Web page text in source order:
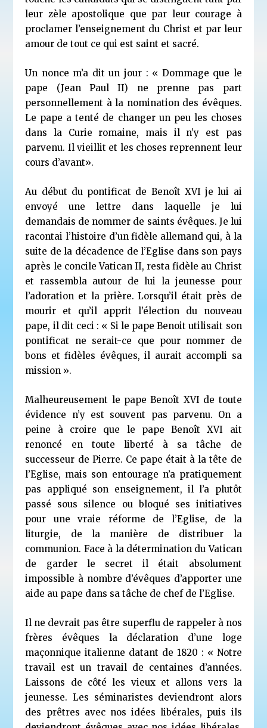
leur zèle apostolique que par leur courage à
proclamer l’enseignement du Christ et par leur
amour de tout ce qui est saint et sacré.
Un nonce m’a dit un jour : « Dommage que le
pape (Jean Paul II) ne prenne pas part
personnellement à la nomination des évêques.
Le pape a tenté de changer un peu les choses
dans la Curie romaine, mais il n’y est pas
parvenu. Il vieillit et les choses reprennent leur
cours d’avant».
Au début du pontificat de Benoît XVI je lui ai
envoyé une lettre dans laquelle je lui
demandais de nommer de saints évêques. Je lui
racontai l’histoire d’un fidèle allemand qui, à la
suite de la décadence de l’Eglise dans son pays
après le concile Vatican II, resta fidèle au Christ
et rassembla autour de lui la jeunesse pour
l’adoration et la prière. Lorsqu’il était près de
mourir et qu’il apprit l’élection du nouveau
pape, il dit ceci : « Si le pape Benoit utilisait son
pontificat ne serait-ce que pour nommer de
bons et fidèles évêques, il aurait accompli sa
mission ».
Malheureusement le pape Benoît XVI de toute
évidence n’y est souvent pas parvenu. On a
peine à croire que le pape Benoît XVI ait
renoncé en toute liberté à sa tâche de
successeur de Pierre. Ce pape était à la tête de
l’Eglise, mais son entourage n’a pratiquement
pas appliqué son enseignement, il l’a plutôt
passé sous silence ou bloqué ses initiatives
pour une vraie réforme de l’Eglise, de la
liturgie, de la manière de distribuer la
communion. Face à la détermination du Vatican
de garder le secret il était absolument
impossible à nombre d’évêques d’apporter une
aide au pape dans sa tâche de chef de l’Eglise.
Il ne devrait pas être superflu de rappeler à nos
frères évêques la déclaration d’une loge
maçonnique italienne datant de 1820 : « Notre
travail est un travail de centaines d’années.
Laissons de côté les vieux et allons vers la
jeunesse. Les séminaristes deviendront alors
des prêtres avec nos idées libérales, puis ils